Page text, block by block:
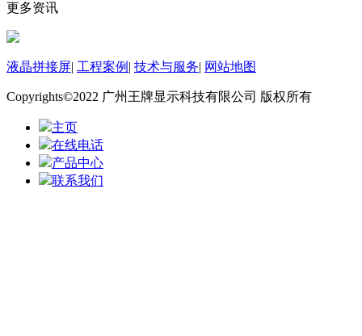
更多资讯
液晶拼接屏| 工程案例 | 技术与服务| 网站地图
Copyrights©2022 广州王牌显示科技有限公司 版权所有
主页
在线电话
产品中心
联系我们